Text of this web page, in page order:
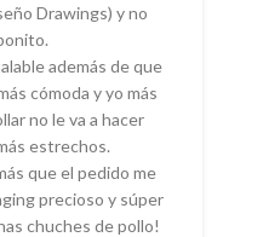
Drawings) y no
además de que
cómoda y yo más
no le va a hacer
estrechos.
que el pedido me
precioso y súper
chuches de pollo!